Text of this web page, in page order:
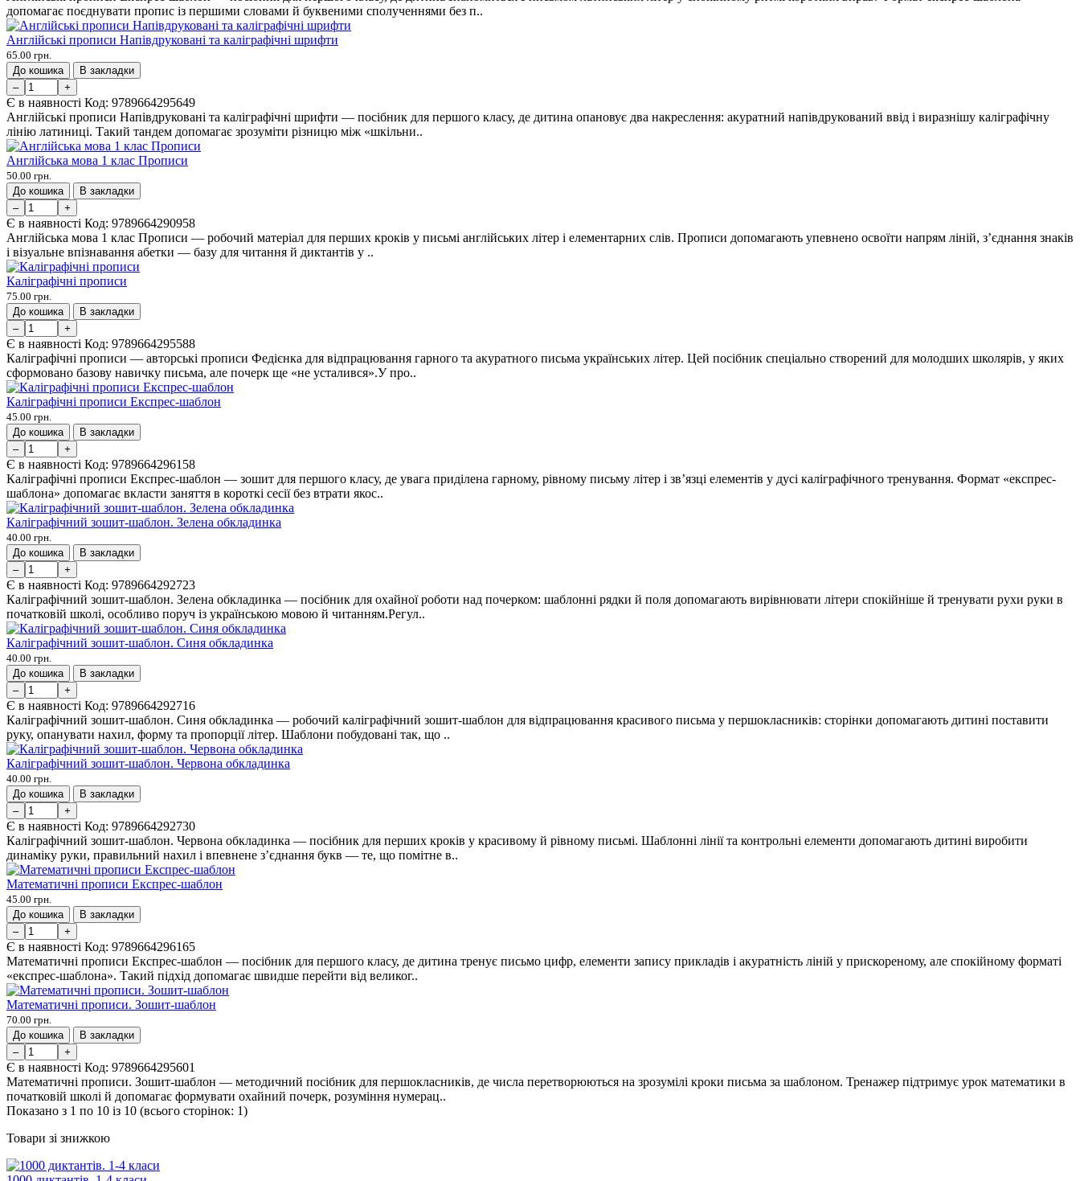
допомагає поєднувати пропис із першими словами й буквеними сполученнями без п..
Англійські прописи Напівдруковані та каліграфічні шрифти
65.00 грн.
До кошика
В закладки
–
+
Є в наявності Код: 9789664295649
Англійські прописи Напівдруковані та каліграфічні шрифти — посібник для першого класу, де дитина опановує два накреслення: акуратний напівдрукований ввід і виразнішу каліграфічну
лінію латиниці. Такий тандем допомагає зрозуміти різницю між «шкільни..
Англійська мова 1 клас Прописи
50.00 грн.
До кошика
В закладки
–
+
Є в наявності Код: 9789664290958
Англійська мова 1 клас Прописи — робочий матеріал для перших кроків у письмі англійських літер і елементарних слів. Прописи допомагають упевнено освоїти напрям ліній, з’єднання знаків
і візуальне впізнавання абетки — базу для читання й диктантів у ..
Каліграфічні прописи
75.00 грн.
До кошика
В закладки
–
+
Є в наявності Код: 9789664295588
Каліграфічні прописи — авторські прописи Федієнка для відпрацювання гарного та акуратного письма українських літер. Цей посібник спеціально створений для молодших школярів, у яких
сформовано базову навичку письма, але почерк ще «не усталився».У про..
Каліграфічні прописи Експрес-шаблон
45.00 грн.
До кошика
В закладки
–
+
Є в наявності Код: 9789664296158
Каліграфічні прописи Експрес-шаблон — зошит для першого класу, де увага приділена гарному, рівному письму літер і зв’язці елементів у дусі каліграфічного тренування. Формат «експрес-
шаблона» допомагає вкласти заняття в короткі сесії без втрати якос..
Каліграфічний зошит-шаблон. Зелена обкладинка
40.00 грн.
До кошика
В закладки
–
+
Є в наявності Код: 9789664292723
Каліграфічний зошит-шаблон. Зелена обкладинка — посібник для охайної роботи над почерком: шаблонні рядки й поля допомагають вирівнювати літери спокійніше й тренувати рухи руки в
початковій школі, особливо поруч із українською мовою й читанням.Регул..
Каліграфічний зошит-шаблон. Синя обкладинка
40.00 грн.
До кошика
В закладки
–
+
Є в наявності Код: 9789664292716
Каліграфічний зошит-шаблон. Синя обкладинка — робочий каліграфічний зошит-шаблон для відпрацювання красивого письма у першокласників: сторінки допомагають дитині поставити
руку, опанувати нахил, форму та пропорції літер. Шаблони побудовані так, що ..
Каліграфічний зошит-шаблон. Червона обкладинка
40.00 грн.
До кошика
В закладки
–
+
Є в наявності Код: 9789664292730
Каліграфічний зошит-шаблон. Червона обкладинка — посібник для перших кроків у красивому й рівному письмі. Шаблонні лінії та контрольні елементи допомагають дитині виробити
динаміку руки, правильний нахил і впевнене з’єднання букв — те, що помітне в..
Математичні прописи Експрес-шаблон
45.00 грн.
До кошика
В закладки
–
+
Є в наявності Код: 9789664296165
Математичні прописи Експрес-шаблон — посібник для першого класу, де дитина тренує письмо цифр, елементи запису прикладів і акуратність ліній у прискореному, але спокійному форматі
«експрес-шаблона». Такий підхід допомагає швидше перейти від великог..
Математичні прописи. Зошит-шаблон
70.00 грн.
До кошика
В закладки
–
+
Є в наявності Код: 9789664295601
Математичні прописи. Зошит-шаблон — методичний посібник для першокласників, де числа перетворюються на зрозумілі кроки письма за шаблоном. Тренажер підтримує урок математики в
початковій школі й допомагає формувати охайний почерк, розуміння нумерац..
Показано з 1 по 10 із 10 (всього сторінок: 1)
Товари зі знижкою